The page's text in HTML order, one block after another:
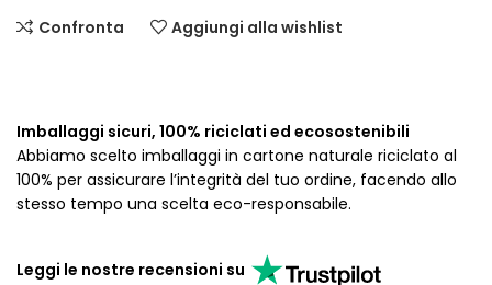
Confronta Aggiungi alla wishlist
Imballaggi sicuri, 100% riciclati ed ecosostenibili
Abbiamo scelto imballaggi in cartone naturale riciclato al
100% per assicurare l’integrità del tuo ordine, facendo allo
stesso tempo una scelta eco-responsabile.
Leggi le nostre recensioni su